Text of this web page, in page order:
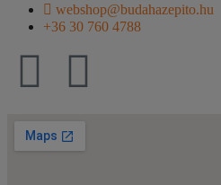
webshop@budahazepito.hu
+36 30 760 4788